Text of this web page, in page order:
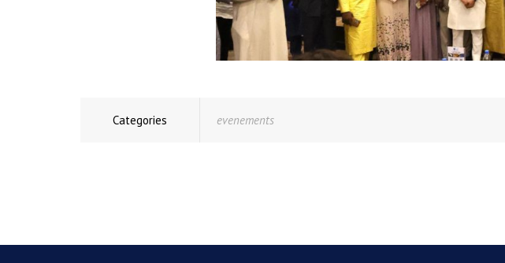
Categories evenements